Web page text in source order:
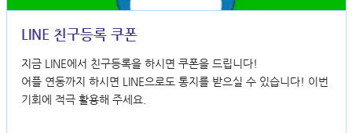
LINE 친구등록 쿠폰
지금 LINE에서 친구등록을 하시면 쿠폰을 드립니다!
어플 연동까지 하시면 LINE으로도 통지를 받으실 수 있습니다! 이번
기회에 적극 활용해 주세요.